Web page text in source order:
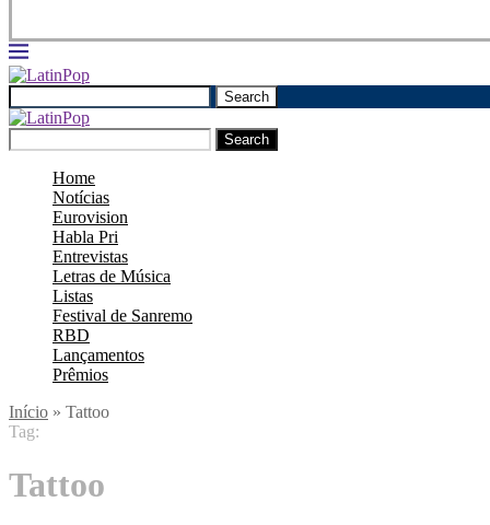
Search
Search
Home
Notícias
Eurovision
Habla Pri
Entrevistas
Letras de Música
Listas
Festival de Sanremo
RBD
Lançamentos
Prêmios
Início » Tattoo
Tag:
Tattoo